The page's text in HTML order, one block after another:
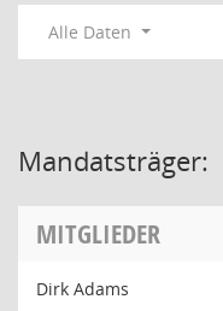
Alle Daten
Mandatsträger:
MITGLIEDER
Dirk Adams